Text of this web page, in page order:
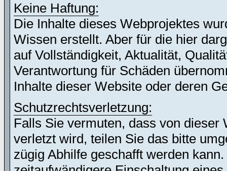
Keine Haftung:
Die Inhalte dieses Webprojektes
Wissen erstellt. Aber für die hier
auf Vollständigkeit, Aktualität,
Verantwortung für Schäden
Inhalte dieser Website oder deren
Schutzrechtsverletzung:
Falls Sie vermuten, dass von
verletzt wird, teilen Sie das bitte
zügig Abhilfe geschafft werden